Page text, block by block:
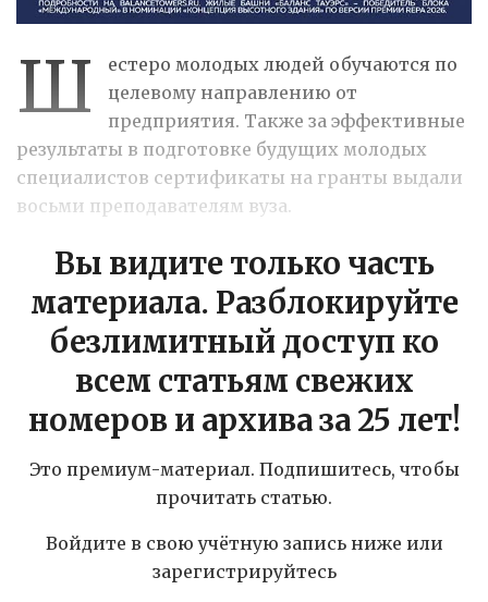
Ш
естеро молодых людей обучаются по
целевому направлению от
предприятия. Также за эффективные
результаты в подготовке будущих молодых
специалистов сертификаты на гранты выдали
восьми преподавателям вуза.
Вы видите только часть
материала. Разблокируйте
безлимитный доступ ко
всем статьям свежих
номеров и архива за 25 лет!
Это премиум-материал. Подпишитесь, чтобы
прочитать статью.
Войдите в свою учётную запись ниже или
зарегистрируйтесь